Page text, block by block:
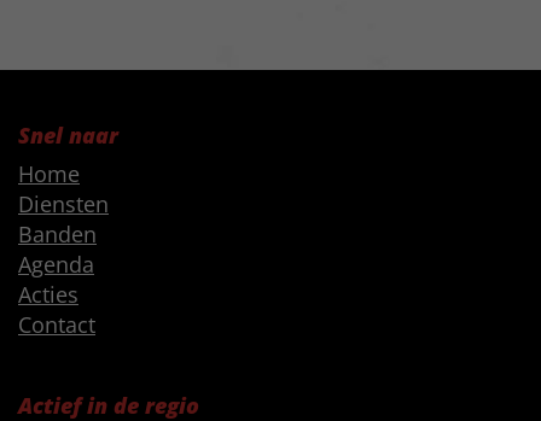
Snel naar
Home
Diensten
Banden
Agenda
Acties
Contact
Actief in de regio